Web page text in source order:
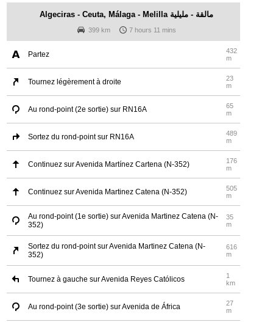
Algeciras - Ceuta, Málaga - Melilla مالقة - مليلية
399 km 7 hours 11 mins
Partez
432
m
Tournez légèrement à droite
23
m
Au rond-point (2e sortie) sur RN16A
65
m
Sortez du rond-point sur RN16A
489
m
Continuez sur Avenida Martínez Cartena (N-352)
176
m
Continuez sur Avenida Martinez Catena (N-352)
505
m
Au rond-point (1e sortie) sur Avenida Martinez Catena (N-
352)
35
m
Sortez du rond-point sur Avenida Martinez Catena (N-
352)
616
m
Tournez à gauche sur Avenida Reyes Católicos
1
km
Au rond-point (3e sortie) sur Avenida de África
27
m